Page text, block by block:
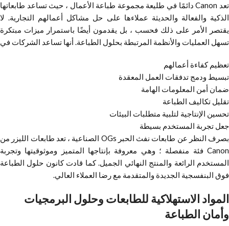
تعد Canon دائمًا في طليعة مجموعة طباعة الأعمال ، حيث تساعد طابعاتها
الذكية والفعالة والحديثة عملاءها على حل مشاكل أعمالهم التجارية. لا
يقتصر الأمر على ذلك فحسب ، بل يقدمون أيضًا باستمرار ميزات مبتكرة
تسهل العمليات والأنظمة المرتبطة بحلول الطباعة. أنها تساعد الشركات في
تعظيم كفاءة أعمالهم
تبسيط ودمج تدفقات العمل المعقدة
ضمان أمن المعلومات الهامة
تقليل تكاليف الطباعة
تحسين الإنتاجية لتلبية متطلبات البيئات
جعل تجربة المستخدم بسيطة
بصرف النظر عن طابعات نفث الحبر OGs الصناعية ، تعد طابعات الليزر من
Canon فئة منفصلة ؛ وهي معروفة بإنتاجها المتميز وموثوقيتها وتجربة
المستخدم الرائعة والمنتج النهائي الجميل. كما قادت كانون حلول الطباعة
فوق البنفسجية الجديدة والمتقدمة مع رضا العملاء العالي.
المواد الاستهلاكية للطابعات وحلول البرمجيات
وأمان الطباعة